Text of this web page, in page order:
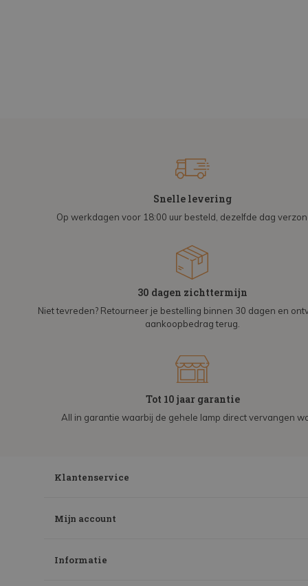
Snelle levering
Op werkdagen voor 18:00 uur besteld, dezelfde dag
30 dagen zichttermijn
Niet tevreden? Retourneer je bestelling binnen 30 dagen en
aankoopbedrag terug.
Tot 10 jaar garantie
All in garantie waarbij de gehele lamp direct vervangen
Klantenservice
Mijn account
Informatie